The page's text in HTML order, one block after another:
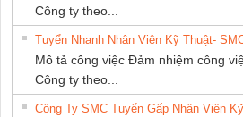
Công ty theo...
Tuyển Nhanh Nhân Viên Kỹ Thuật-
Mô tả công việc Đảm nhiệm công
Công ty theo...
Công Ty SMC Tuyển Gấp Nhân Viên